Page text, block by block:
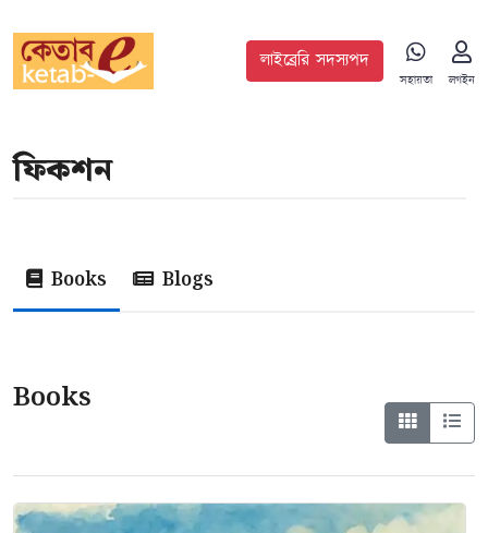
লাইব্রেরি সদস্যপদ
সহায়তা লগইন
ফিকশন
Books Blogs
Books